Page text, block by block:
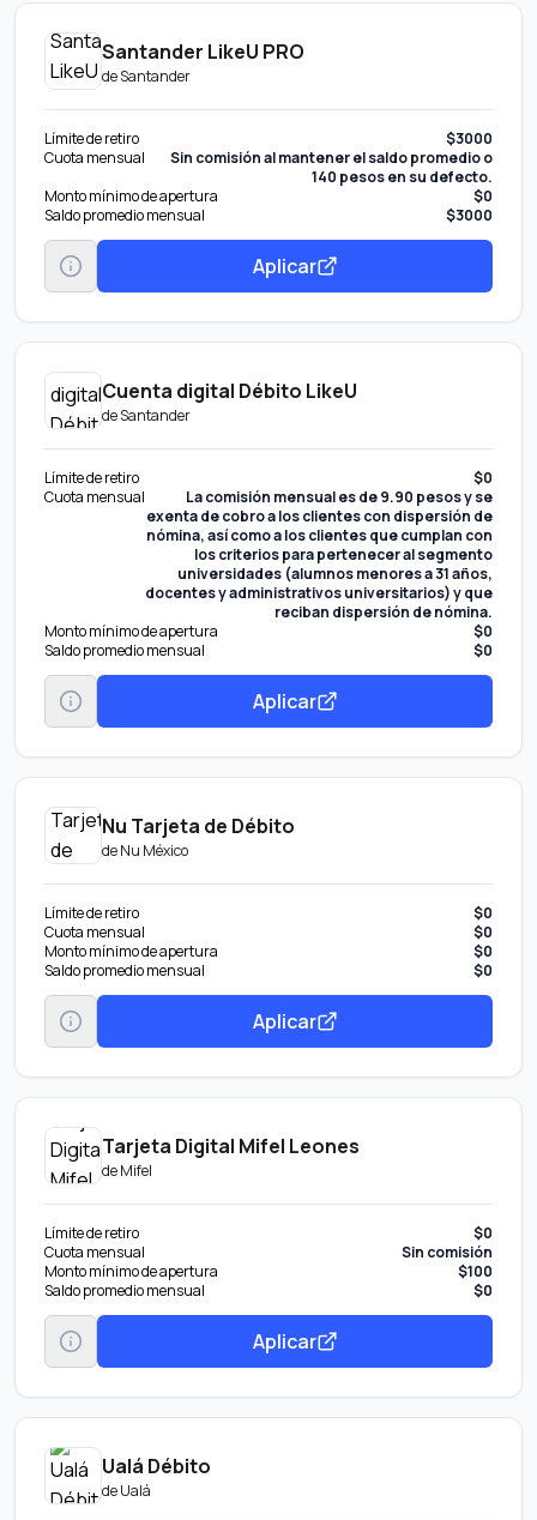
Santander LikeU PRO
deSantander
Límite de retiro
$3000
Cuota mensual
Sin comisión al mantener el saldo promedio o
140 pesos en su defecto.
Monto mínimo de apertura
$0
Saldo promedio mensual
$3000
Aplicar
Cuenta digital Débito LikeU
deSantander
Límite de retiro
$0
Cuota mensual
La comisión mensual es de 9.90 pesos y se
exenta de cobro a los clientes con dispersión de
nómina, así como a los clientes que cumplan con
los criterios para pertenecer al segmento
universidades (alumnos menores a 31 años,
docentes y administrativos universitarios) y que
reciban dispersión de nómina.
Monto mínimo de apertura
$0
Saldo promedio mensual
$0
Aplicar
Nu Tarjeta de Débito
deNu México
Límite de retiro
$0
Cuota mensual
$0
Monto mínimo de apertura
$0
Saldo promedio mensual
$0
Aplicar
Tarjeta Digital Mifel Leones
deMifel
Límite de retiro
$0
Cuota mensual
Sin comisión
Monto mínimo de apertura
$100
Saldo promedio mensual
$0
Aplicar
Ualá Débito
deUalá